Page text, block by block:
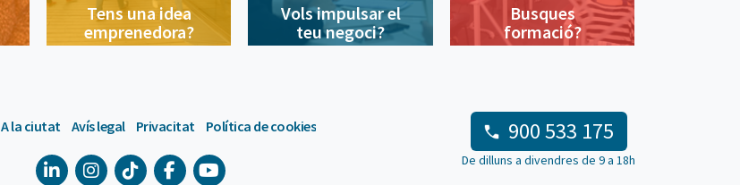
Tens una idea
emprenedora?
Vols impulsar el
teu negoci?
Busques
formació?
A la ciutat Avís legal Privacitat Política de cookies 900 533 175
De dilluns a divendres de 9 a 18h